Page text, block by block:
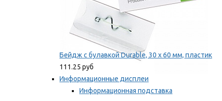
Бейдж с булавкой Durable, 30 х 60 мм, пластик
111.25 руб
Информационные дисплеи
Информационная подставка